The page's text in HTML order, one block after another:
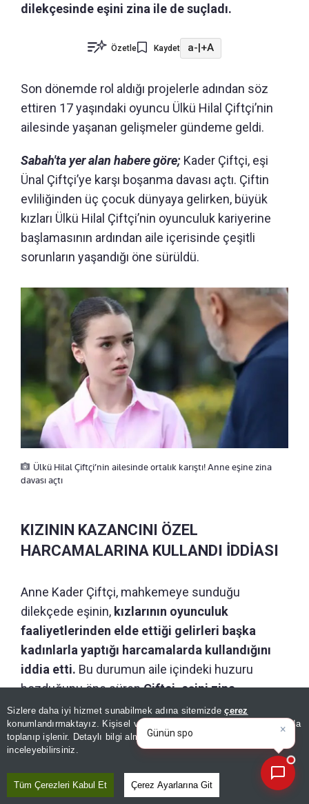
Sizlere daha iyi hizmet sunabilmek adına sitemizdeçerez
konumlandırmaktayız. Kişisel verileriniz, KVKK ve GDPR kapsamında
toplanıp işlenir. Detaylı bilgi almak içinAydınlatma Metnimizi
inceleyebilirsiniz.
Tüm Çerezleri Kabul Et Çerez Ayarlarına Git
dilekçesinde eşini zina ile de suçladı.
Özetle Kaydet a- +A
Son dönemde rol aldığı projelerle adından söz
ettiren 17 yaşındaki oyuncu Ülkü Hilal Çiftçi’nin
ailesinde yaşanan gelişmeler gündeme geldi.
Sabah'ta yer alan habere göre; Kader Çiftçi, eşi
Ünal Çiftçi’ye karşı boşanma davası açtı. Çiftin
evliliğinden üç çocuk dünyaya gelirken, büyük
kızları Ülkü Hilal Çiftçi’nin oyunculuk kariyerine
başlamasının ardından aile içerisinde çeşitli
sorunların yaşandığı öne sürüldü.
Ülkü Hilal Çiftçi’nin ailesinde ortalık karıştı! Anne eşine zina
davası açtı
KIZININ KAZANCINI ÖZEL
HARCAMALARINA KULLANDI İDDİASI
Anne Kader Çiftçi, mahkemeye sunduğu
dilekçede eşinin, kızlarının oyunculuk
faaliyetlerinden elde ettiği gelirleri başka
kadınlarla yaptığı harcamalarda kullandığını
iddia etti. Bu durumun aile içindeki huzuru
bozduğunu öne sürenÇiftçi, eşini zina
yapmakla da suçladı.
Boşanma davasının önümüzdeki günlerde
görülmesi bekleniyor.
Günün spor, gündem ve
ekonomi gelişmelerini analiz
ed|